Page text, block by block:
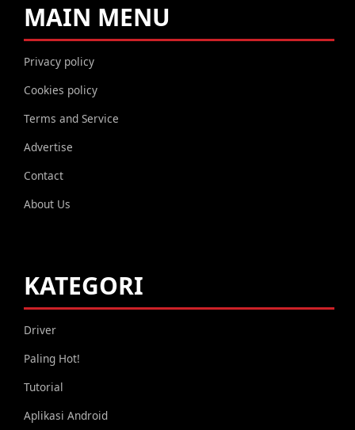
MAIN MENU
Privacy policy
Cookies policy
Terms and Service
Advertise
Contact
About Us
KATEGORI
Driver
Paling Hot!
Tutorial
Aplikasi Android